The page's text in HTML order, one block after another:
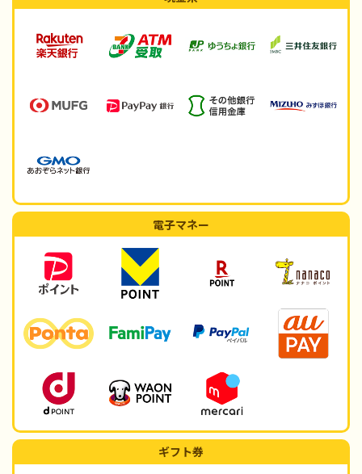
電子マネー
ギフト券